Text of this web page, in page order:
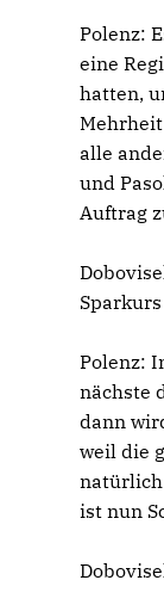
Polenz:
eine
hatten,
alle
und
Auftrag
Polenz:
nächste
dann
weil die
natürlich
ist nun